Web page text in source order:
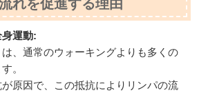
れを促進する理由
身運動:
、通常のウォーキングよりも多くの
。
原因で、この抵抗によりリンパの流